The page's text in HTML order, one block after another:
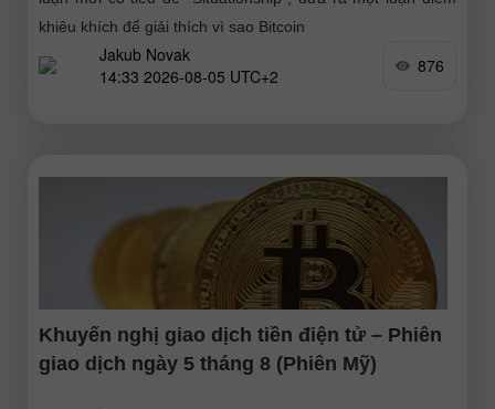
khiêu khích để giải thích vì sao Bitcoin
Jakub Novak
14:33 2026-08-05 UTC+2
876
Khuyến nghị giao dịch tiền điện tử – Phiên
giao dịch ngày 5 tháng 8 (Phiên Mỹ)